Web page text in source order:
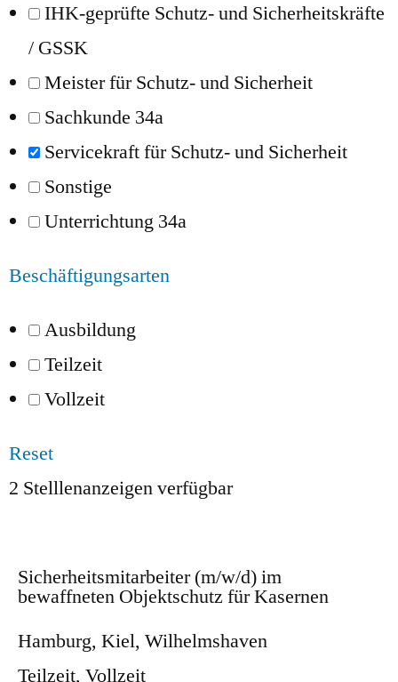
IHK-geprüfte Schutz- und Sicherheitskräfte
/ GSSK
Meister für Schutz- und Sicherheit
Sachkunde 34a
Servicekraft für Schutz- und Sicherheit
Sonstige
Unterrichtung 34a
Beschäftigungsarten
Ausbildung
Teilzeit
Vollzeit
Reset
2 Stelllenanzeigen verfügbar
Sicherheitsmitarbeiter (m/w/d) im
bewaffneten Objektschutz für Kasernen
Hamburg, Kiel, Wilhelmshaven
Teilzeit, Vollzeit